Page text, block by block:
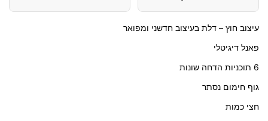
עיצוב חוץ – דלת בעיצוב חדשני ומפואר
פאנל דיגיטלי
6 תוכניות הדחה שונות
גוף חימום נסתר
חצי כמות